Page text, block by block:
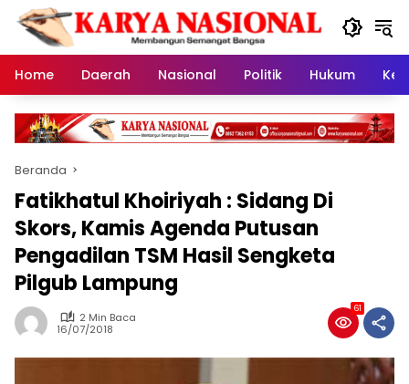
Langsung
konten
Home
Daerah Nasional Politik Hukum
Beranda
Fatikhatul Khoiriyah : Sidang Di
Skors, Kamis Agenda Putusan
Pengadilan TSM Hasil Sengketa
Pilgub Lampung
2 Min Baca
16/07/2018
61